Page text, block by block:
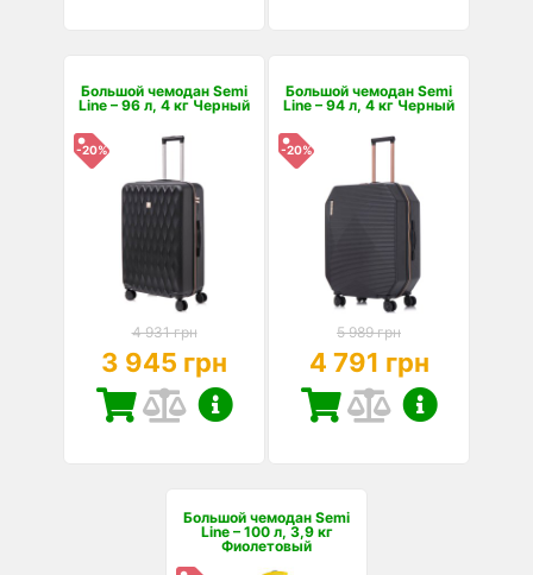
Большой чемодан Semi
Line – 96 л, 4 кг Черный
-20%
4 931 грн
3 945 грн
Большой чемодан Semi
Line – 94 л, 4 кг Черный
-20%
5 989 грн
4 791 грн
Большой чемодан Semi
Line – 100 л, 3,9 кг
Фиолетовый